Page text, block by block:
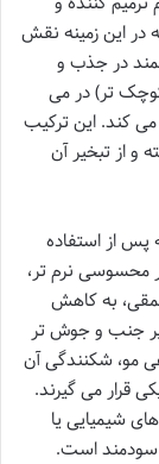
است که در این زمینه نقش
در جذب و
تر) در می
می کند. این ترکیب
و از تبخیر آن
از استفاده
محسوسی نرم تر،
به کاهش
جنب و جوش تر
مو، شکنندگی آن
قرار می گیرند.
شیمیایی یا
سودمند است.